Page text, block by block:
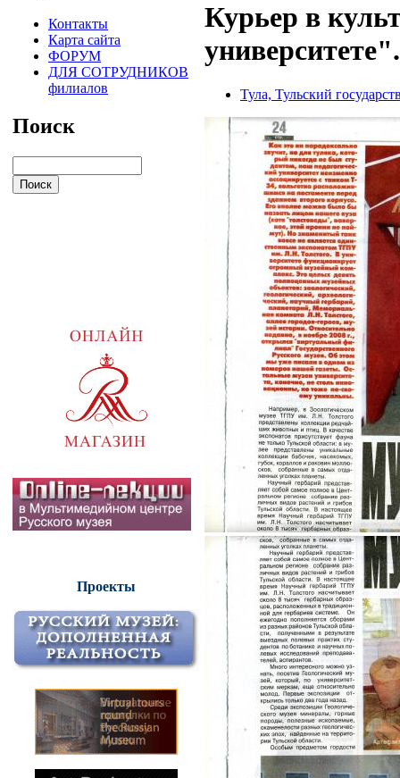
Контакты
Карта сайта
ФОРУМ
ДЛЯ СОТРУДНИКОВ
филиалов
Поиск
Проекты
Курьер в
университете".
Тула, Тульский